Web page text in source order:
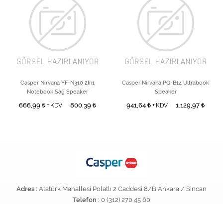
Casper Nirvana YF-N310 2In1
Notebook Sağ Speaker
666,99 + KDV 800,39
Casper Nirvana PG-B14 Ultrabook
Speaker
941,64 + KDV 1.129,97
Adres : Atatürk Mahallesi Polatlı 2 Caddesi 8/B Ankara / Sincan
Telefon : 0 (312) 270 45 60